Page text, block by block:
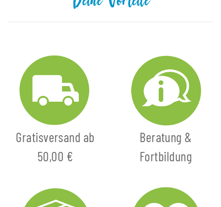
Gratisversand ab
50,00 €
Beratung &
Fortbildung